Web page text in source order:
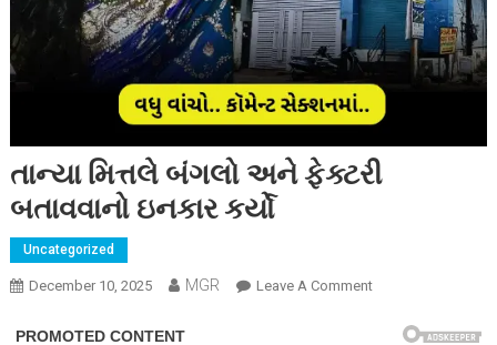
તાન્યા મિત્તલે બંગલો અને ફેક્ટરી
બતાવવાનો ઇનકાર કર્યો
Uncategorized
December 10, 2025 MGR Leave A CommentOn
મિત્તલે